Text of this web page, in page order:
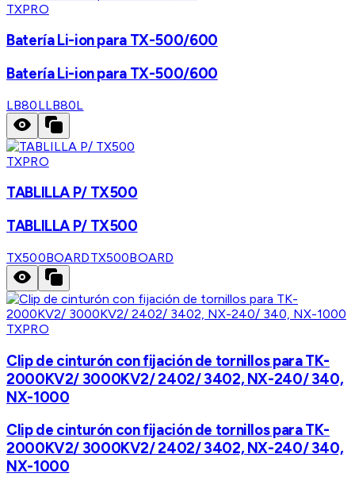
TXPRO
Batería Li-ion para TX-500/600
Batería Li-ion para TX-500/600
LB80LLB80L
TXPRO
TABLILLA P/ TX500
TABLILLA P/ TX500
TX500BOARDTX500BOARD
TXPRO
Clip de cinturón con fijación de tornillos para TK-
2000KV2/ 3000KV2/ 2402/ 3402, NX-240/ 340,
NX-1000
Clip de cinturón con fijación de tornillos para TK-
2000KV2/ 3000KV2/ 2402/ 3402, NX-240/ 340,
NX-1000